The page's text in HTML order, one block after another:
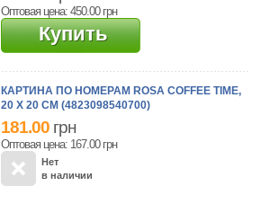
Оптовая цена: 450.00 грн
Купить
КАРТИНА ПО НОМЕРАМ ROSA COFFEE TIME,
20 Х 20 СМ (4823098540700)
181.00 грн
Оптовая цена: 167.00 грн
Нет
в наличии